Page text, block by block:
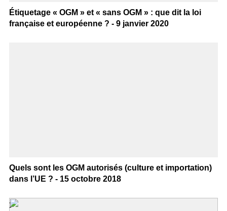
Étiquetage « OGM » et « sans OGM » : que dit la loi
française et européenne ? - 9 janvier 2020
Quels sont les OGM autorisés (culture et importation)
dans l’UE ? - 15 octobre 2018
>